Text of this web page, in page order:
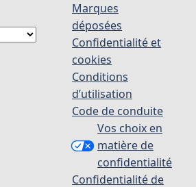
Marques
déposées
Confidentialité et
cookies
Conditions
d’utilisation
Code de conduite
Vos choix en
matière de
confidentialité
Confidentialité de